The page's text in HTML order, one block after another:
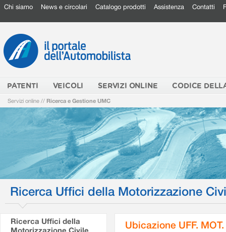
Chi siamo News e circolari Catalogo prodotti Assistenza Contatti
PATENTI VEICOLI SERVIZI ONLINE CODICE
Servizi online // Ricerca e Gestione UMC
Ricerca Uffici della Motorizzazione
Ricerca Uffici della
Motorizzazione Civile
Ubicazione UFF.